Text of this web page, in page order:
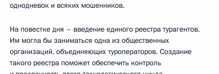
однодневок и всяких мошенников.
На повестке дня – введение единого реестра турагентов.
Им могла бы заниматься одна из общественных
организаций, объединяющих туроператоров. Создание
такого реестра поможет обеспечить контроль